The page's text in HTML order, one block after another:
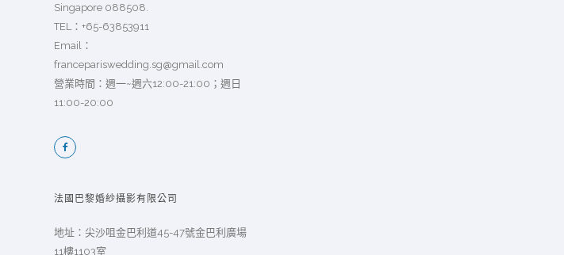
Singapore 088508.
TEL： +65-63853911
Email：
francepariswedding.sg@gmail.com
營業時間：週一~週六12:00-21:00；週日
11:00-20:00
法國巴黎婚紗攝影有限公司
地址：尖沙咀金巴利道45-47號金巴利廣場
11樓1103室